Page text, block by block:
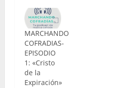
MARCHANDO
COFRADIAS-
EPISODIO
1: «Cristo
de la
Expiración»